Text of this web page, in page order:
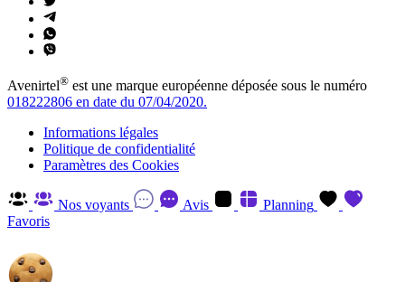
Avenirtel® est une marque européenne déposée sous le numéro
018222806 en date du 07/04/2020.
Informations légales
Politique de confidentialité
Paramètres des Cookies
Nos voyants Avis
Planning
Favoris